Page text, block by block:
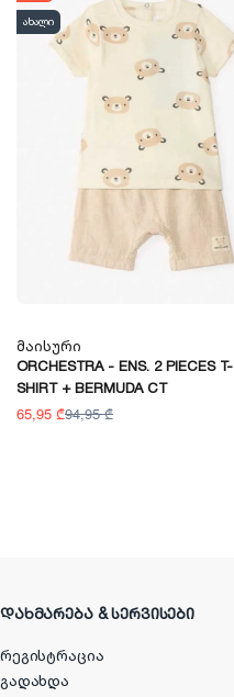
ახალი
Მაისური
ORCHESTRA - ENS. 2 PIECES T-
SHIRT + BERMUDA CT
65,95 ₾94,95 ₾
ᲓᲐᲮᲛᲐᲠᲔᲑᲐ & ᲡᲔᲠᲕᲘᲡᲔᲑᲘ
რეგისტრაცია
გადახდა